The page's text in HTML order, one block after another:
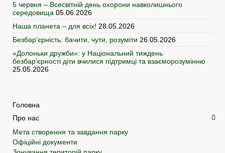
5 червня – Всесвітній день охорони навколишнього
середовища 05.06.2026
Наша планета – для всіх! 28.05.2026
Безбар’єрність: бачити, чути, розуміти 26.05.2026
«Долоньки дружби»: у Національний тиждень
безбар’єрності діти вчилися підтримці та взаєморозумінню
25.05.2026
Головна
Про нас
Мета створення та завдання парку
Офіційні документи